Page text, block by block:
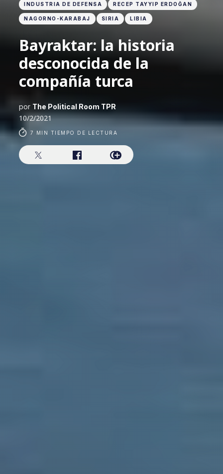
INDUSTRIA DE DEFENSA RECEP TAYYIP ERDOĞAN
NAGORNO-KARABAJ SIRIA LIBIA
Bayraktar: la historia
desconocida de la
compañía turca
por The Political Room TPR
10/2/2021
7 MIN TIEMPO DE LECTURA